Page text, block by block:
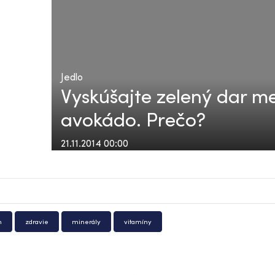
Jedlo
Vyskúšajte zelený dar
avokádo. Prečo?
21.11.2014 00:00
zdravie minerály vitamíny